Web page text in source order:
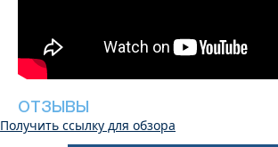
ОТЗЫВЫ
Получить ссылку для обзора